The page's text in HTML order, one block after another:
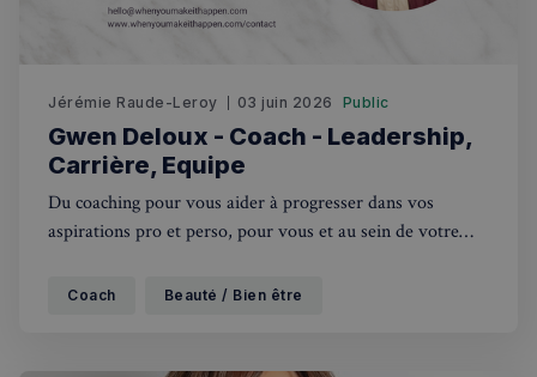
RECHERCHES POPULAIRES
Jérémie Raude-Leroy 03 juin 2026 Public
Gwen Deloux - Coach - Leadership,
Carrière, Equipe
Du coaching pour vous aider à progresser dans vos
aspirations pro et perso, pour vous et au sein de votre
Coach Beauté / Bien être